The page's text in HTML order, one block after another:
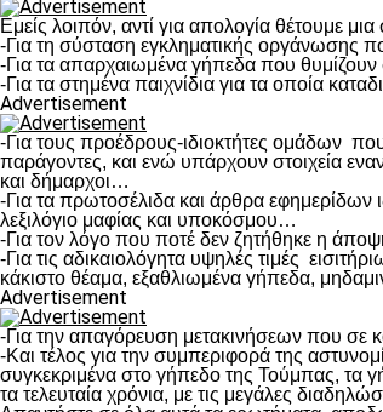
Εμείς λοιπόν, αντί για απολογία θέτουμε
-Για τη σύσταση εγκληματικής οργάνωσης
-Για τα απαρχαιωμένα γήπεδα που θυμίζουν
-Για τα στημένα παιχνίδια για τα οποία
Advertisement
-Για τους προέδρους-ιδιοκτήτες ομάδων
παράγοντες, και ενώ υπάρχουν στοιχεία
και δήμαρχοι…
-Για τα πρωτοσέλιδα και άρθρα εφημερίδων
λεξιλόγιο μαφίας και υποκόσμου…
-Για τον λόγο που ποτέ δεν ζητήθηκε η
-Για τις αδικαιολόγητα υψηλές τιμές
κάκιστο θέαμα, εξαθλιωμένα γήπεδα,
Advertisement
-Για την απαγόρευση μετακινήσεων που σε
-Και τέλος για την συμπεριφορά της
συγκεκριμένα στο γήπεδο της Τούμπας, τα
τα τελευταία χρόνια, με τις μεγάλες